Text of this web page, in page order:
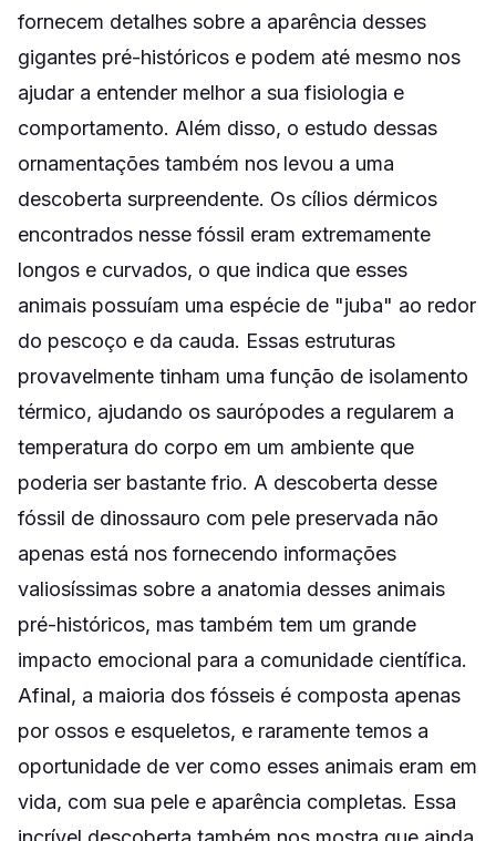
fornecem detalhes sobre a aparência desses
gigantes pré-históricos e podem até mesmo nos
ajudar a entender melhor a sua fisiologia e
comportamento. Além disso, o estudo dessas
ornamentações também nos levou a uma
descoberta surpreendente. Os cílios dérmicos
encontrados nesse fóssil eram extremamente
longos e curvados, o que indica que esses
animais possuíam uma espécie de "juba" ao redor
do pescoço e da cauda. Essas estruturas
provavelmente tinham uma função de isolamento
térmico, ajudando os saurópodes a regularem a
temperatura do corpo em um ambiente que
poderia ser bastante frio. A descoberta desse
fóssil de dinossauro com pele preservada não
apenas está nos fornecendo informações
valiosíssimas sobre a anatomia desses animais
pré-históricos, mas também tem um grande
impacto emocional para a comunidade científica.
Afinal, a maioria dos fósseis é composta apenas
por ossos e esqueletos, e raramente temos a
oportunidade de ver como esses animais eram em
vida, com sua pele e aparência completas. Essa